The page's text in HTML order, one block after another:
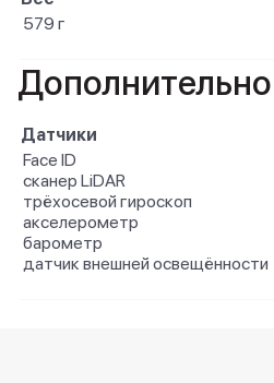
579 г
Дополнительно
Датчики
Face ID
сканер LiDAR
трёхосевой гироскоп
акселерометр
барометр
датчик внешней освещённости